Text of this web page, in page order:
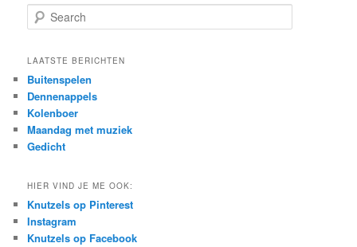
e
r
h
LAATSTE BERICHTEN
Buitenspelen
Dennenappels
Kolenboer
Maandag met muziek
Gedicht
HIER VIND JE ME OOK:
Knutzels op Pinterest
Instagram
Knutzels op Facebook